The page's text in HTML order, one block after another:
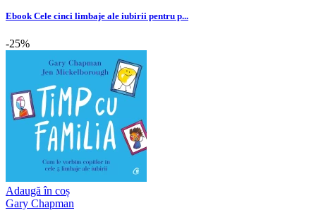
Ebook Cele cinci limbaje ale iubirii pentru p...
-25%
Adaugă în coș
Gary Chapman